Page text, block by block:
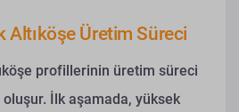
Altıköşe Üretim Süreci
profillerinin üretim süreci
İlk aşamada, yüksek